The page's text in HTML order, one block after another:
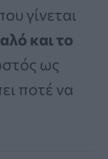
γίνεται
και το
ως
ποτέ να